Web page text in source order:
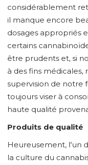
considérablement
il manque encore
dosages appropriés
certains
être prudents et, si
à des fins médicales,
supervision de notre
toujours viser à
haute qualité
Produits de qualité
Heureusement, l'un
la culture du